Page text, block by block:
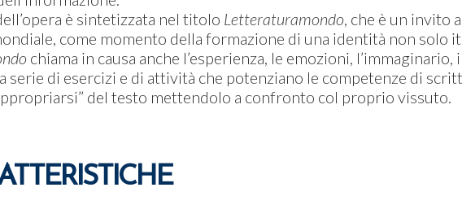
è sintetizzata nel titolo Letteraturamondo , che è un invito
come momento della formazione di una identità non solo
chiama in causa anche l’esperienza, le emozioni,
serie di esercizi e di attività che potenziano le competenze di
del testo mettendolo a confronto col proprio vissuto.